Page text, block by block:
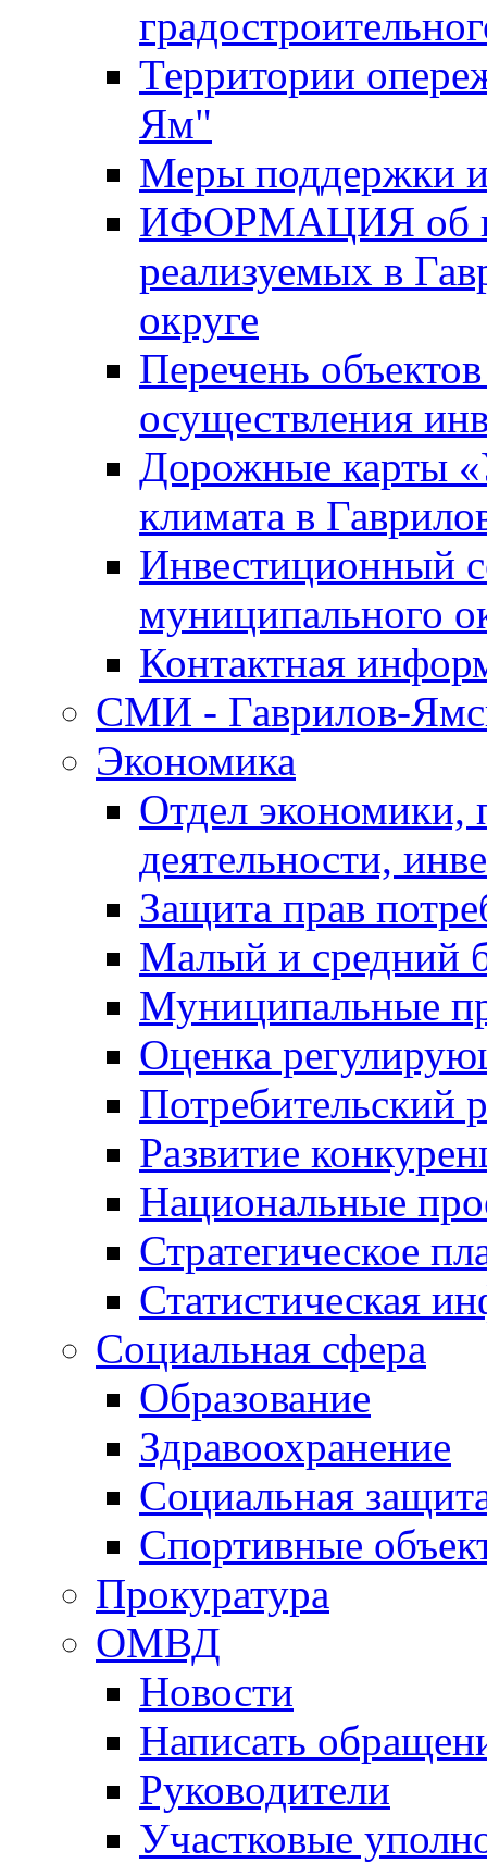
Территории
Ям"
Меры поддержки
ИФОРМАЦИЯ об
реализуемых в
округе
Перечень
осуществления
Дорожные карты
климата в
Инвестиционный
муниципального
Контактная
СМИ - Гаврилов-
Экономика
Отдел экономики,
деятельности,
Защита прав
Малый и средний
Муниципальные
Оценка
Потребительский
Развитие
Национальные
Стратегическое
Статистическая
Социальная сфера
Образование
Здравоохранение
Социальная
Спортивные
Прокуратура
ОМВД
Новости
Написать
Руководители
Участковые